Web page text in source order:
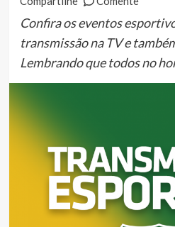
Confira os eventos
transmissão na TV e
Lembrando que todos no